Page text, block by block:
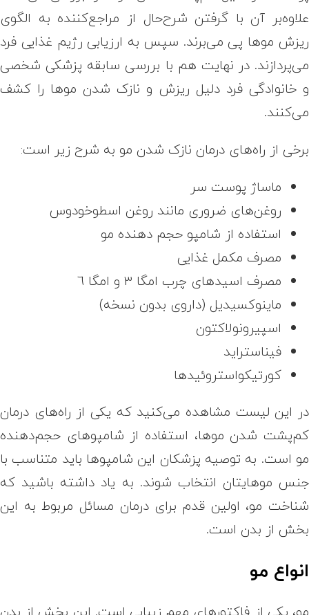
علاوه‌بر آن با گرفتن شرح‌حال از مراجع‌کننده به الگوی
ریزش موها پی می‌برند. سپس به ارزیابی رژیم غذایی فرد
می‌پردازند. در نهایت هم با بررسی سابقه پزشکی شخصی
و خانوادگی فرد دلیل ریزش و نازک شدن موها را کشف
می‌کنند.
برخی از راه‌های درمان‌ نازک شدن مو به شرح زیر است:
ماساژ پوست سر
روغن‌های ضروری مانند روغن اسطوخودوس
استفاده از شامپو حجم دهنده مو
مصرف مکمل غذایی
مصرف اسیدهای چرب امگا 3 و امگا 6
ماینوکسیدیل (داروی بدون نسخه)
اسپیرونولاکتون
فیناستراید
کورتیکواستروئیدها
در این لیست مشاهده می‌کنید که یکی از راه‌های درمان
کم‌پشت شدن موها، استفاده از شامپوهای حجم‌دهنده
مو است. به توصیه پزشکان این شامپوها باید متناسب با
جنس موهایتان انتخاب شوند. به یاد داشته باشید که
شناخت مو، اولین قدم برای درمان مسائل مربوط به این
بخش از بدن است.
انواع مو